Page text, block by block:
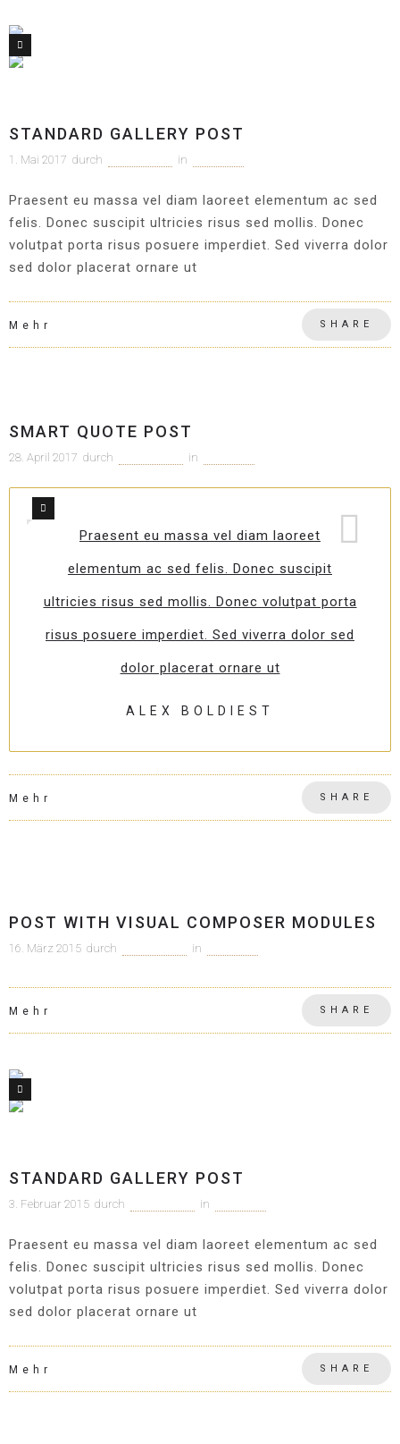
1
STANDARD GALLERY POST
1. Mai 2017 durch in
Praesent eu massa vel diam laoreet elementum ac sed
felis. Donec suscipit ultricies risus sed mollis. Donec
volutpat porta risus posuere imperdiet. Sed viverra dolor
sed dolor placerat ornare ut
Mehr SHARE
SMART QUOTE POST
28. April 2017 durch in
Praesent eu massa vel diam laoreet
elementum ac sed felis. Donec suscipit
ultricies risus sed mollis. Donec volutpat porta
risus posuere imperdiet. Sed viverra dolor sed
dolor placerat ornare ut
ALEX BOLDIEST
1
Mehr SHARE
POST WITH VISUAL COMPOSER MODULES
16. März 2015 durch in
Mehr SHARE
4
STANDARD GALLERY POST
3. Februar 2015 durch in
Praesent eu massa vel diam laoreet elementum ac sed
felis. Donec suscipit ultricies risus sed mollis. Donec
volutpat porta risus posuere imperdiet. Sed viverra dolor
sed dolor placerat ornare ut
Mehr SHARE